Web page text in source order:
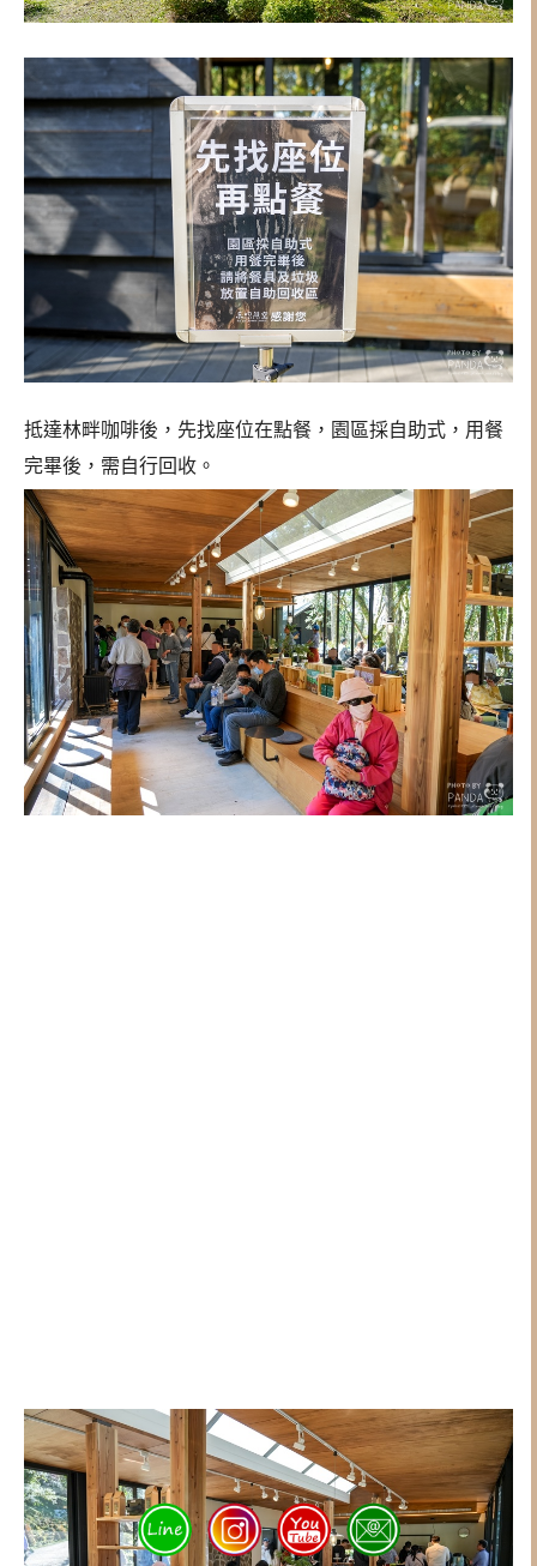
抵達林畔咖啡後，先找座位在點餐，園區採自助式，用餐
完畢後，需自行回收。